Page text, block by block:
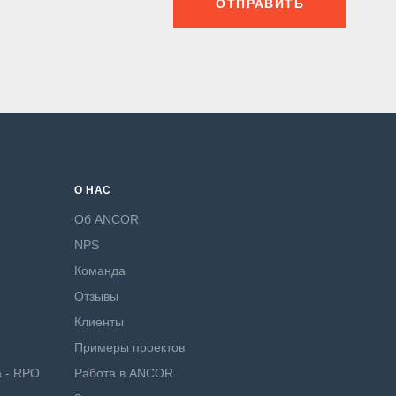
ОТПРАВИТЬ
- RPO
О НАС
Об ANCOR
NPS
Команда
Отзывы
Клиенты
Примеры проектов
Работа в ANCOR